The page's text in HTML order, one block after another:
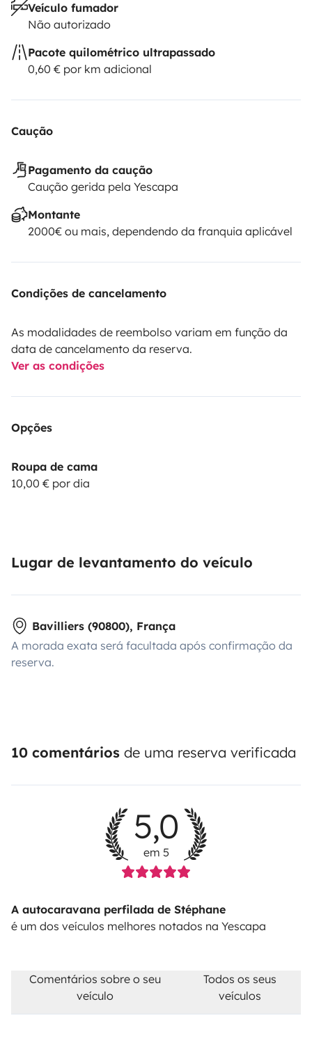
Veículo fumador
Não autorizado
Pacote quilométrico ultrapassado
0,60 € por km adicional
Caução
Pagamento da caução
Caução gerida pela Yescapa
Montante
2000€ ou mais, dependendo da franquia aplicável
Condições de cancelamento
As modalidades de reembolso variam em função da
data de cancelamento da reserva.
Ver as condições
Opções
Roupa de cama
10,00 € por dia
Lugar de levantamento do veículo
Bavilliers (90800), França
A morada exata será facultada após confirmação da
reserva.
10 comentários de uma reserva verificada
5,0
em 5
A autocaravana perfilada de Stéphane
é um dos veículos melhores notados na Yescapa
Comentários sobre o seu
veículo
Todos os seus
veículos